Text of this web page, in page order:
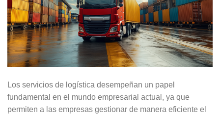
Los servicios de logística desempeñan un papel
fundamental en el mundo empresarial actual, ya que
permiten a las empresas gestionar de manera eficiente el